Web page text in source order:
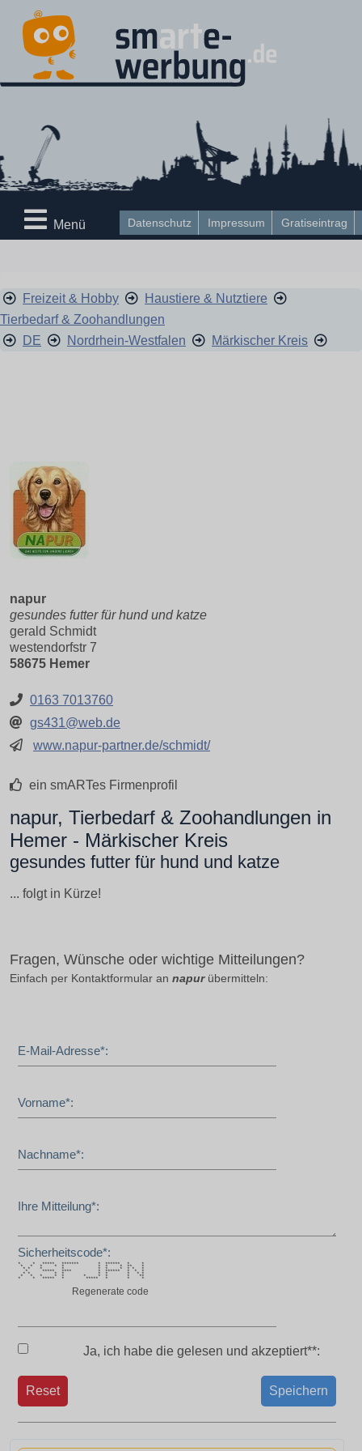
Datenschutz Impressum Gratiseintrag
Menü
Freizeit & Hobby
Haustiere & Nutztiere
Tierbedarf & Zoohandlungen
DE
Nordrhein-Westfalen Märkischer Kreis
napur
gesundes futter für hund und katze
gerald Schmidt
westendorfstr 7
58675 Hemer
0163 7013760
gs431@web.de
www.napur-partner.de/schmidt/
ein smARTes Firmenprofil
napur, Tierbedarf & Zoohandlungen in
Hemer - Märkischer Kreis
gesundes futter für hund und katze
... folgt in Kürze!
Fragen, Wünsche oder wichtige Mitteilungen?
Einfach per Kontaktformular an napurübermitteln:
E-Mail-Adresse*:
Vorname*:
Nachname*:
Ihre Mitteilung*:
Sicherheitscode*:
* * ***** ******* * ****** * *
* * * * * * * * ** *
* * * * * * * * * *
* ***** **** * ****** * * *
* * * * * * * * *
* * * * * * * * * **
* * ***** * ***** * * *
Regenerate code
Ja, ich habe die gelesen und akzeptiert**:
Speichern
Reset